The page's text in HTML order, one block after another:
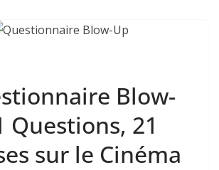
Blow-
Questions, 21
sur le Cinéma